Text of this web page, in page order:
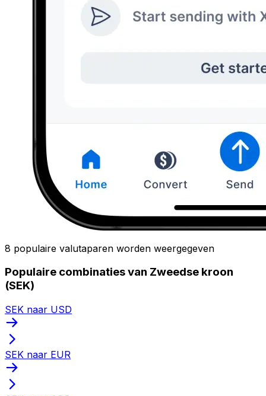
8 populaire valutaparen worden weergegeven
Populaire combinaties van Zweedse kroon
(SEK)
SEK naar USD
SEK naar EUR